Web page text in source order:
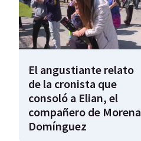
El angustiante relato
de la cronista que
consoló a Elian, el
compañero de Morena
Domínguez